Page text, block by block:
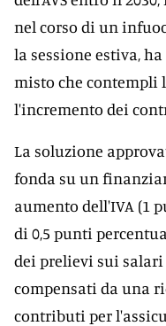
nel corso di un
la sessione estiva,
misto che contempli
l'incremento dei
La soluzione
fonda su un
aumento dell'IVA (1
di 0,5 punti
dei prelievi sui salari
compensati da una
contributi per